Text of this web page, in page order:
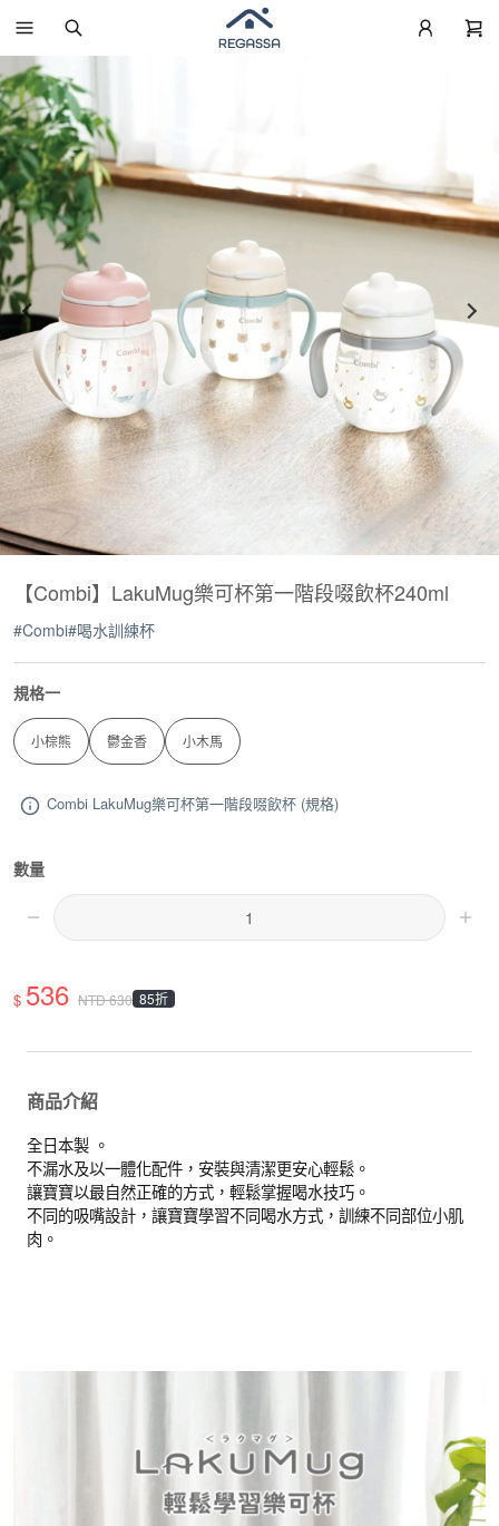
【Combi】LakuMug樂可杯第一階段啜飲杯240ml
#Combi#喝水訓練杯
規格一
小棕熊 鬱金香 小木馬
Combi LakuMug樂可杯第一階段啜飲杯 (規格)
數量
$ 536 NTD630 85折
商品介紹
全日本製 。
不漏水及以一體化配件，安裝與清潔更安心輕鬆。
讓寶寶以最自然正確的方式，輕鬆掌握喝水技巧。
不同的吸嘴設計，讓寶寶學習不同喝水方式，訓練不同部位小肌
肉。